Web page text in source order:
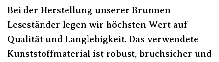
Bei der Herstellung unserer Brunnen
Leseständer legen wir höchsten Wert auf
Qualität und Langlebigkeit. Das verwendete
Kunststoffmaterial ist robust, bruchsicher und